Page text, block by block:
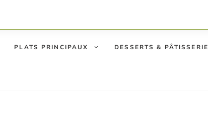
PLATS PRINCIPAUX DESSERTS & PÂTISSERIE